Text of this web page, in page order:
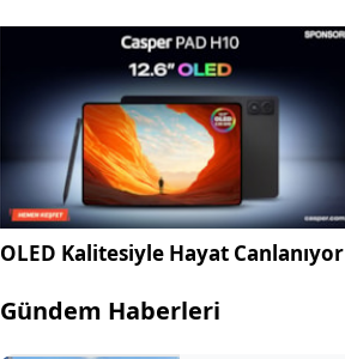
OLED Kalitesiyle Hayat Canlanıyor
Gündem Haberleri